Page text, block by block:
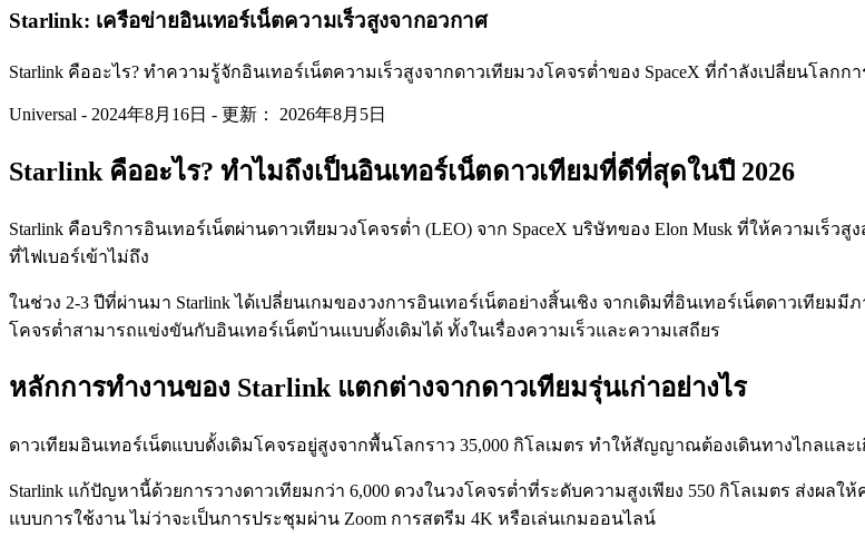
Starlink: เครือข่ายอินเทอร์เน็ตความเร็วสูงจากอวกาศ
Starlink คืออะไร? ทำความรู้จักอินเทอร์เน็ตความเร็วสูงจากดาวเทียมวงโคจรต่ำของ SpaceX ที่กำลังเปลี่ยนโลกก
Universal - 2024年8月16日 - 更新： 2026年8月5日
Starlink คืออะไร? ทำไมถึงเป็นอินเทอร์เน็ตดาวเทียมที่ดีที่สุดในปี 2026
Starlink คือบริการอินเทอร์เน็ตผ่านดาวเทียมวงโคจรต่ำ (LEO) จาก SpaceX บริษัทของ Elon Musk ที่ให้ความเร็ว
ที่ไฟเบอร์เข้าไม่ถึง
ในช่วง 2-3 ปีที่ผ่านมา Starlink ได้เปลี่ยนเกมของวงการอินเทอร์เน็ตอย่างสิ้นเชิง จากเดิมที่อินเทอร์เน็ตดาวเทียม
โคจรต่ำสามารถแข่งขันกับอินเทอร์เน็ตบ้านแบบดั้งเดิมได้ ทั้งในเรื่องความเร็วและความเสถียร
หลักการทำงานของ Starlink แตกต่างจากดาวเทียมรุ่นเก่าอย่างไร
ดาวเทียมอินเทอร์เน็ตแบบดั้งเดิมโคจรอยู่สูงจากพื้นโลกราว 35,000 กิโลเมตร ทำให้สัญญาณต้องเดินทางไกลและเ
Starlink แก้ปัญหานี้ด้วยการวางดาวเทียมกว่า 6,000 ดวงในวงโคจรต่ำที่ระดับความสูงเพียง 550 กิโลเมตร ส่งผลใ
แบบการใช้งาน ไม่ว่าจะเป็นการประชุมผ่าน Zoom การสตรีม 4K หรือเล่นเกมออนไลน์